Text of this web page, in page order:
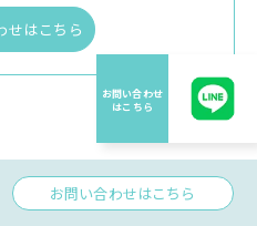
せはこちら
お問い合わせはこちら